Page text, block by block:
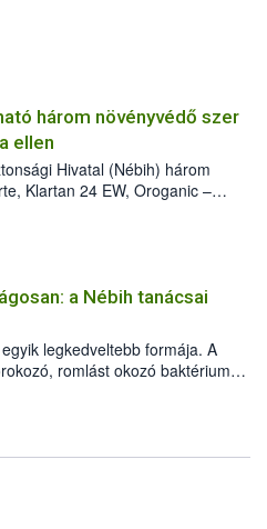
három növényvédő szer
ellen
Hivatal (Nébih) három
Klartan 24 EW, Oroganic –
azok a szüretet követően,
91) stádiumáig
a károsító elleni további
kis kiszerelésben kiskerti
és ökológiai termesztésben is
a Nébih tanácsai
legkedveltebb formája. A
romlást okozó baktériumok
A szabadtéri sütögetés
sütési technikáról szól: legalább
a megfelelő hőkezelés, valamint a
Programja összegyűjtötte a